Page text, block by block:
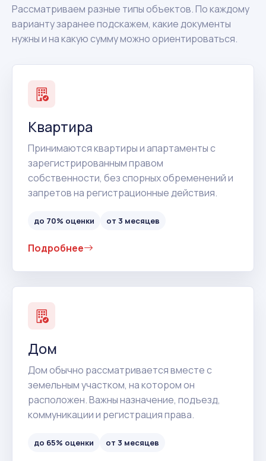
Рассматриваем разные типы объектов. По каждому
варианту заранее подскажем, какие документы
нужны и на какую сумму можно ориентироваться.
Квартира
Принимаются квартиры и апартаменты с
зарегистрированным правом
собственности, без спорных обременений и
запретов на регистрационные действия.
до 70% оценки от 3 месяцев
Подробнее
Дом
Дом обычно рассматривается вместе с
земельным участком, на котором он
расположен. Важны назначение, подъезд,
коммуникации и регистрация права.
до 65% оценки от 3 месяцев